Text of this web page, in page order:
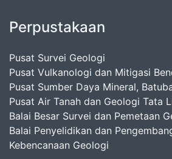
Perpustakaan
Pusat Survei Geologi
Pusat Vulkanologi dan Mitigasi
Pusat Sumber Daya Mineral,
Pusat Air Tanah dan Geologi Tata
Balai Besar Survei dan Pemetaan
Balai Penyelidikan dan
Kebencanaan Geologi